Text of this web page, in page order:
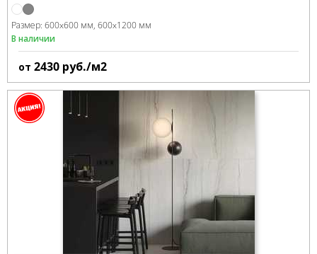
Размер: 600x600 мм 600x1200 мм
В наличии
от 2430 руб./м2